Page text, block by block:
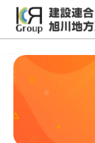
建設連合旭川地方建設